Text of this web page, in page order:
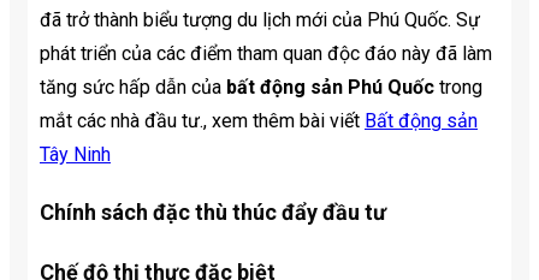
đã trở thành biểu tượng du lịch mới của Phú Quốc. Sự
phát triển của các điểm tham quan độc đáo này đã làm
tăng sức hấp dẫn của bất động sản Phú Quốc trong
mắt các nhà đầu tư., xem thêm bài viết Bất động sản
Tây Ninh
Chính sách đặc thù thúc đẩy đầu tư
Chế độ thị thực đặc biệt